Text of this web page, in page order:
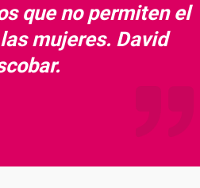
que no permiten el
mujeres. David